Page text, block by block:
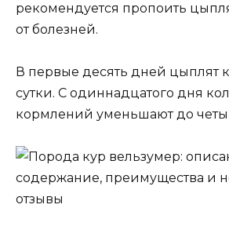
рекомендуется пропоить
от болезней.
В первые десять дней цыплят
сутки. С одиннадцатого дня
кормлений уменьшают до